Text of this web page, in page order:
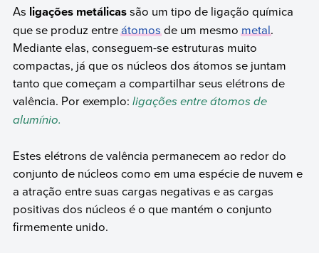
As ligações metálicassão um tipo de ligação química
que se produz entreátomosde um mesmometal.
Mediante elas, conseguem-se estruturas muito
compactas, já que os núcleos dos átomos se juntam
tanto que começam a compartilhar seus elétrons de
valência. Por exemplo: ligações entre átomos de
alumínio.
Estes elétrons de valência permanecem ao redor do
conjunto de núcleos como em uma espécie de nuvem e
a atração entre suas cargas negativas e as cargas
positivas dos núcleos é o que mantém o conjunto
firmemente unido.